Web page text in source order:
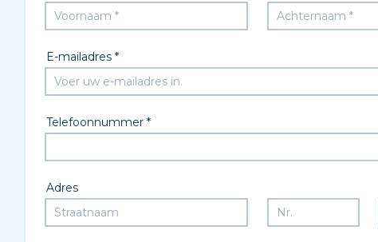
E-mailadres *
Telefoonnummer *
Adres